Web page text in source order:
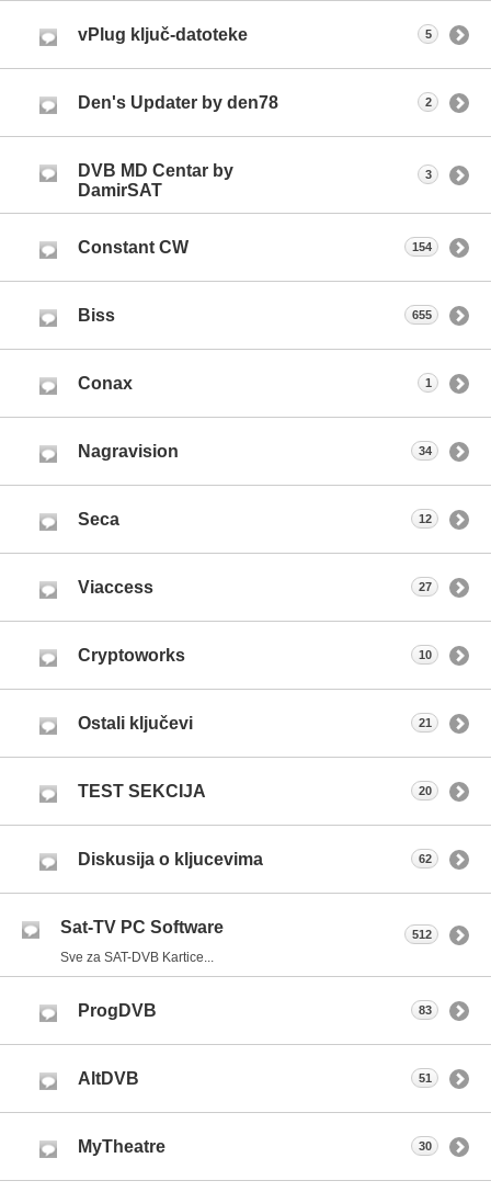
vPlug ključ-datoteke 5
Den's Updater by den78 2
DVB MD Centar by
DamirSAT
3
Constant CW 154
Biss 655
Conax 1
Nagravision 34
Seca 12
Viaccess 27
Cryptoworks 10
Ostali ključevi 21
TEST SEKCIJA 20
Diskusija o kljucevima 62
Sat-TV PC Software
Sve za SAT-DVB Kartice...
512
ProgDVB 83
AltDVB 51
MyTheatre 30